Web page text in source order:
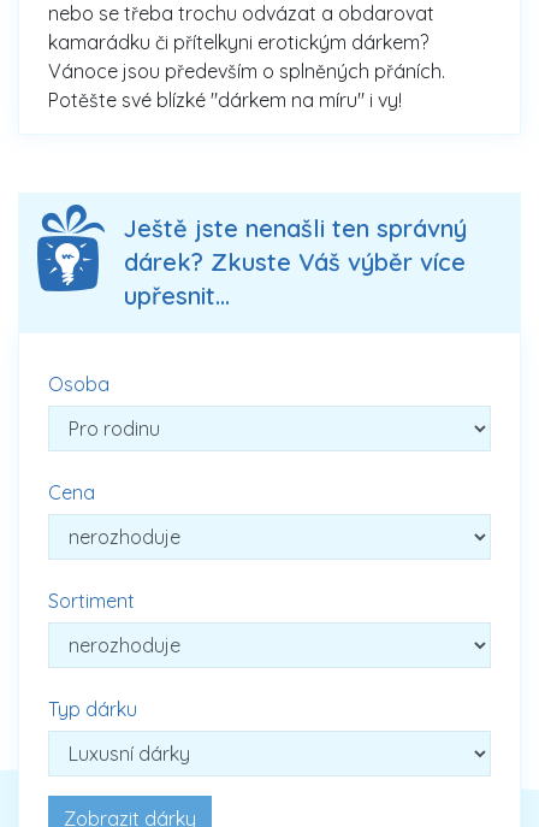
nebo se třeba trochu odvázat a obdarovat
kamarádku či přítelkyni erotickým dárkem?
Vánoce jsou především o splněných přáních.
Potěšte své blízké "dárkem na míru" i vy!
Ještě jste nenašli ten správný
dárek? Zkuste Váš výběr více
upřesnit...
Osoba
Cena
Sortiment
Typ dárku